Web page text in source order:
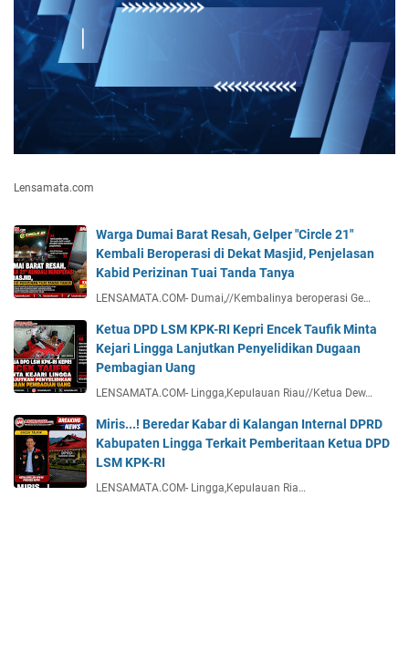
Lensamata.com
Warga Dumai Barat Resah, Gelper "Circle 21"
Kembali Beroperasi di Dekat Masjid, Penjelasan
Kabid Perizinan Tuai Tanda Tanya
LENSAMATA.COM- Dumai,//Kembalinya beroperasi Ge…
Ketua DPD LSM KPK-RI Kepri Encek Taufik Minta
Kejari Lingga Lanjutkan Penyelidikan Dugaan
Pembagian Uang
LENSAMATA.COM- Lingga,Kepulauan Riau//Ketua Dew…
Miris...! Beredar Kabar di Kalangan Internal DPRD
Kabupaten Lingga Terkait Pemberitaan Ketua DPD
LSM KPK-RI
LENSAMATA.COM- Lingga,Kepulauan Ria…